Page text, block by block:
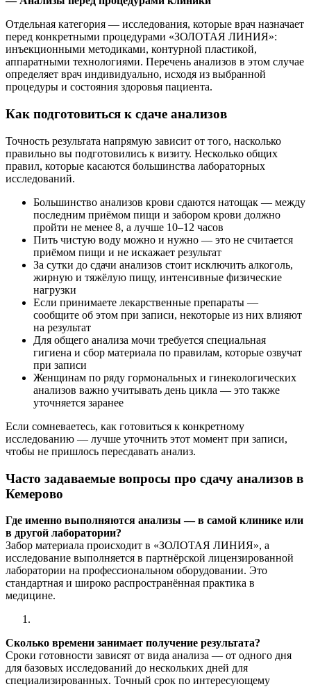
Отдельная категория — исследования, которые врач назначает
перед конкретными процедурами «ЗОЛОТАЯ ЛИНИЯ»:
инъекционными методиками, контурной пластикой,
аппаратными технологиями. Перечень анализов в этом случае
определяет врач индивидуально, исходя из выбранной
процедуры и состояния здоровья пациента.
Как подготовиться к сдаче анализов
Точность результата напрямую зависит от того, насколько
правильно вы подготовились к визиту. Несколько общих
правил, которые касаются большинства лабораторных
исследований.
Большинство анализов крови сдаются натощак — между
последним приёмом пищи и забором крови должно
пройти не менее 8, а лучше 10–12 часов
Пить чистую воду можно и нужно — это не считается
приёмом пищи и не искажает результат
За сутки до сдачи анализов стоит исключить алкоголь,
жирную и тяжёлую пищу, интенсивные физические
нагрузки
Если принимаете лекарственные препараты —
сообщите об этом при записи, некоторые из них влияют
на результат
Для общего анализа мочи требуется специальная
гигиена и сбор материала по правилам, которые озвучат
при записи
Женщинам по ряду гормональных и гинекологических
анализов важно учитывать день цикла — это также
уточняется заранее
Если сомневаетесь, как готовиться к конкретному
исследованию — лучше уточнить этот момент при записи,
чтобы не пришлось пересдавать анализ.
Часто задаваемые вопросы про сдачу анализов в
Кемерово
Где именно выполняются анализы — в самой клинике или
в другой лаборатории?
Забор материала происходит в «ЗОЛОТАЯ ЛИНИЯ», а
исследование выполняется в партнёрской лицензированной
лаборатории на профессиональном оборудовании. Это
стандартная и широко распространённая практика в
медицине.
Сколько времени занимает получение результата?
Сроки готовности зависят от вида анализа — от одного дня
для базовых исследований до нескольких дней для
специализированных. Точный срок по интересующему